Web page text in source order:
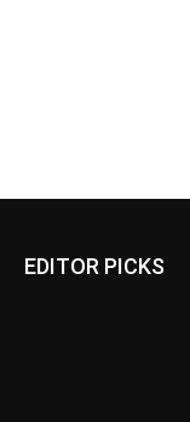
EDITOR PICKS